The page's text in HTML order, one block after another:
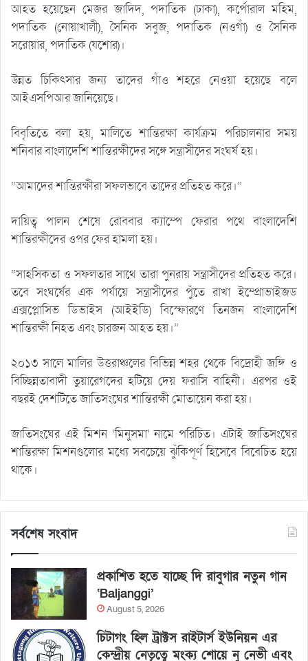
আহত হয়েছেন মেজর জাদিদ, পদাতিক (ঢাকা), কর্পোরাল মহিম,
পদাতিক (নোয়াখালী), সৈনিক সবুজ, পদাতিক (নওগাঁ) ও সৈনিক
সরোয়ার, পদাতিক (যশোর)।
উন্নত চিকিৎসার জন্য তাদের গাঁও শহরে নেওয়া হয়েছে বলে
আইএসপিআর জানিয়েছে।
বিবৃতিতে বলা হয়, মালিতে শান্তিরক্ষা কার্যক্রম পরিচালনার সময়
শনিবার বাংলাদেশি শান্তিরক্ষীদের সঙ্গে সন্ত্রাসীদের সংঘর্ষ হয়।
“আমাদের শান্তিরক্ষীরা সফলভাবে তাদের প্রতিহত করে।”
দায়িত্ব পালন শেষে রোববার ক্যাম্পে ফেরার পথে বাংলাদেশি
শান্তিরক্ষীদের ওপর ফের হামলা হয়।
“সাহসিকতা ও সফলতার সাথে তারা পুনরায় সন্ত্রাসীদের প্রতিহত করে।
তবে সংঘর্ষের এক পর্যায়ে সন্ত্রাসীদের পুঁতে রাখা ইম্প্রোভাইজড
এক্সপ্লোসিভ ডিভাইস (আইইডি) বিস্ফোরণে তিনজন বাংলাদেশি
শান্তিরক্ষী নিহত এবং চারজন আহত হয়।”
২০১৩ সালে মালির উত্তরাঞ্চলের বিভিন্ন শহর থেকে বিদ্রোহী জঙ্গি ও
বিচ্ছিন্নতাবাদী তুয়ারেগদের হটিয়ে দেয় ফরাসি বাহিনী। এরপর ওই
বছরই দেশটিতে জাতিসংঘের শান্তিরক্ষী মোতায়েন করা হয়।
জাতিসংঘের এই মিশন ‘মিনুসমা’ নামে পরিচিত। এটাই জাতিসংঘের
শান্তিরক্ষা মিশনগুলোর মধ্যে সবচেয়ে ঝুঁকিপূর্ণ হিসেবে বিবেচিত হয়ে
থাকে।
সর্বশেষ সংবাদ
প্রকাশিত হতে যাচ্ছে দি রাবুগার নতুন গান
‘Baljanggi’
August 5, 2026
চিটাগং হিল ট্রাক্টস রাইটার্স ইউনিয়ন এর
কেন্দ্রীয় নেতৃত্বে মংক্য শোয়ে নু নেভী এবং